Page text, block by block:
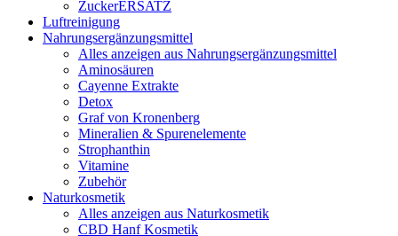
ZuckerERSATZ
Luftreinigung
Nahrungsergänzungsmittel
Alles anzeigen aus Nahrungsergänzungsmittel
Aminosäuren
Cayenne Extrakte
Detox
Graf von Kronenberg
Mineralien & Spurenelemente
Strophanthin
Vitamine
Zubehör
Naturkosmetik
Alles anzeigen aus Naturkosmetik
CBD Hanf Kosmetik